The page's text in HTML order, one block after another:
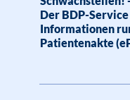
Der BDP-
Informationen
Patientenakte